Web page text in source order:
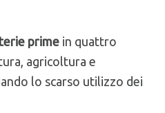
prime in quattro
agricoltura e
lo scarso utilizzo dei